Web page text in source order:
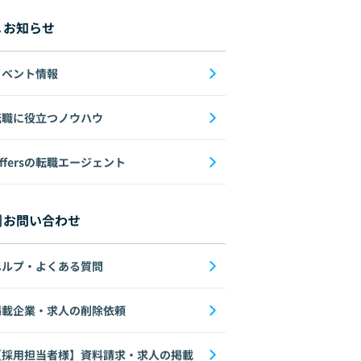
お知らせ
ント情報
に役立つノウハウ
の転職エージェント
お問い合わせ
プ・よくある質問
企業・求人の削除依頼
用担当者様】資料請求・求人の掲載